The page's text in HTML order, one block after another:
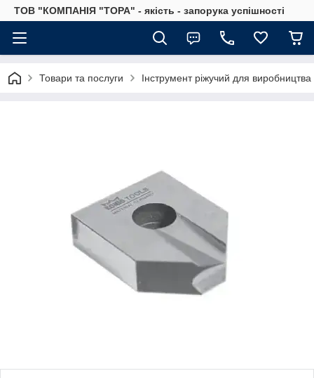
ТОВ "КОМПАНІЯ "ТОРА" - якість - запорука успішності
Товари та послуги Інструмент ріжучий для виробництва